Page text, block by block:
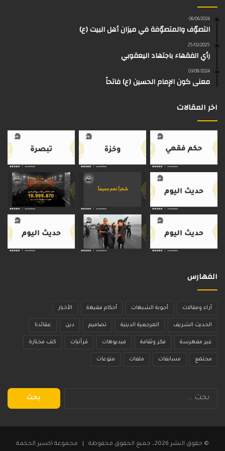
ب
م
06/06/2024
التصوّف والمتصوّفة في ميزان أهل البيت (ع)
25/02/2025
رأي الفقهاء باجتهاد اليعقوبي
03/08/2024
معنى كون الإمام الحسين (ع) فاتحاً
اخر المقالات
الفهارس
آراء ومقالات أجوبة الشبهات أحكام فقيهة الأخبار
الحديث الشريف المرجعية الدينية تصاميم دين عقائدنا
غير مفهرسة فكر وثقافة فيديوهات قرآنيات كتب مختارة
مجتمع مسابقات ملفات منوعات
البحث
عن:
© حقوق النشر 2026، جميع الحقوق محفوظة | مجموعة اكسير الحكمة